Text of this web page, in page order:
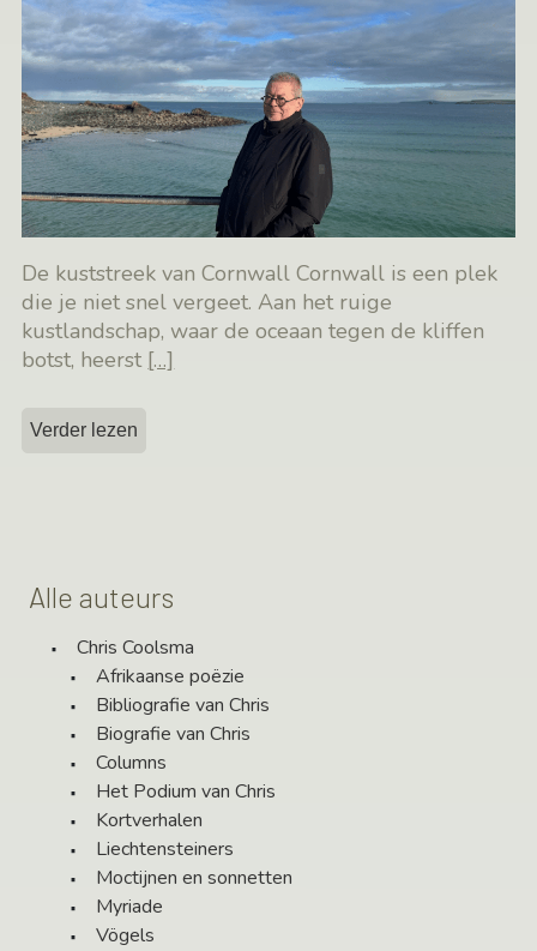
De kuststreek van Cornwall Cornwall is een plek
die je niet snel vergeet. Aan het ruige
kustlandschap, waar de oceaan tegen de kliffen
botst, heerst […]
Verder lezen
Alle auteurs
Chris Coolsma
Afrikaanse poëzie
Bibliografie van Chris
Biografie van Chris
Columns
Het Podium van Chris
Kortverhalen
Liechtensteiners
Moctijnen en sonnetten
Myriade
Vögels